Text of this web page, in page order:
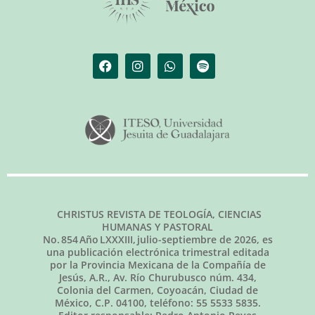
CHRISTUS REVISTA DE TEOLOGÍA, CIENCIAS
HUMANAS Y PASTORAL
No.854Año LXXXIII, julio-septiembre de 2026, es
una publicación electrónica trimestral editada
por la Provincia Mexicana de la Compañía de
Jesús, A.R., Av. Río Churubusco núm. 434,
Colonia del Carmen, Coyoacán, Ciudad de
México, C.P. 04100, teléfono: 55 5533 5835.